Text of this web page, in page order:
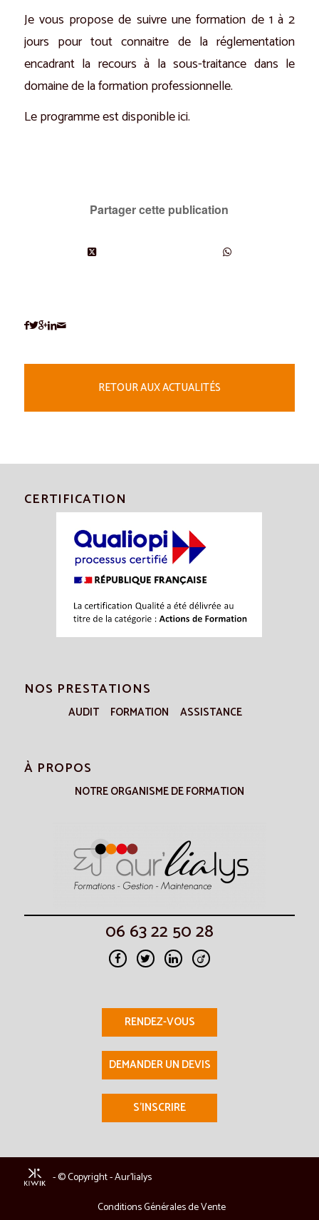
Je vous propose de suivre une formation de 1 à 2
jours pour tout connaitre de la réglementation
encadrant la recours à la sous-traitance dans le
domaine de la formation professionnelle.
Leprogramme est disponible ici.
Partager cette publication
RETOUR AUX ACTUALITÉS
CERTIFICATION
NOS PRESTATIONS
AUDIT FORMATION ASSISTANCE
À PROPOS
NOTRE ORGANISME DE FORMATION
06 63 22 50 28
RENDEZ-VOUS
DEMANDER UN DEVIS
S'INSCRIRE
- © Copyright - Aur'lialys
Conditions Générales de Vente